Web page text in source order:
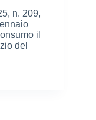
n. 209,
il
del